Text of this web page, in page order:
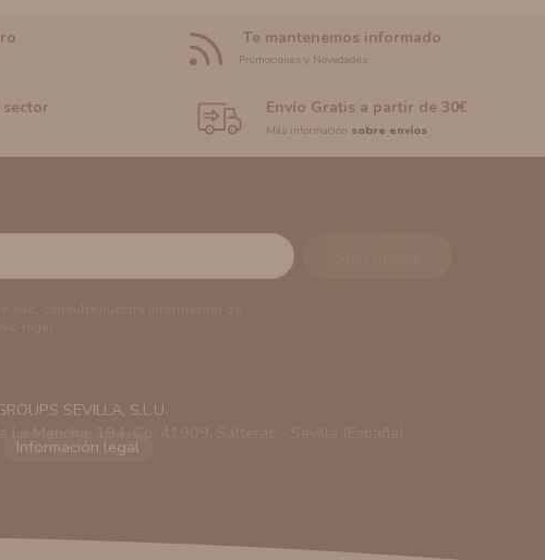
Te mantenemos informado
Promociones y Novedades
Envío Gratis a partir de 30€
Más información sobre envíos
SEVILLA, S.L.U.
enviarle información comercial (Puede consultar como
solicitar la cancelación de comunicaciones comerciales